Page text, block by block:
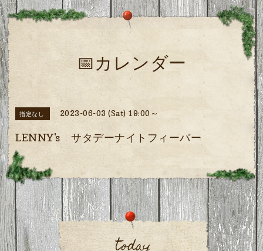
📅カレンダー
指定なし 2023-06-03 (Sat) 19:00～
LENNY's サタデーナイトフィーバー